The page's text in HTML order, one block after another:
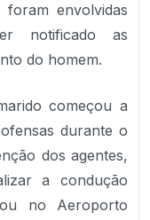
envolvidas
notificado as
do homem.
começou a
durante o
dos agentes,
a condução
no Aeroporto